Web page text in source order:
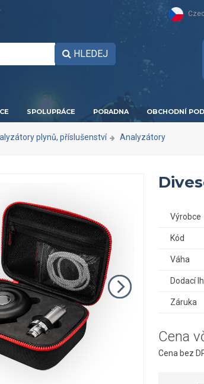
HLEDEJ
SPOLUPRÁCE PORADNA OBCHODNÍ
plynů, příslušenství Analyzátory
Výrobce
Kód
Váha
Dodací
Záruka
Cena
Cena bez